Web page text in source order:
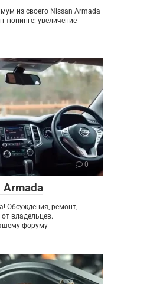
из своего Nissan Armada
тюнинге: увеличение
0
Обсуждения, ремонт,
владельцев.
форуму